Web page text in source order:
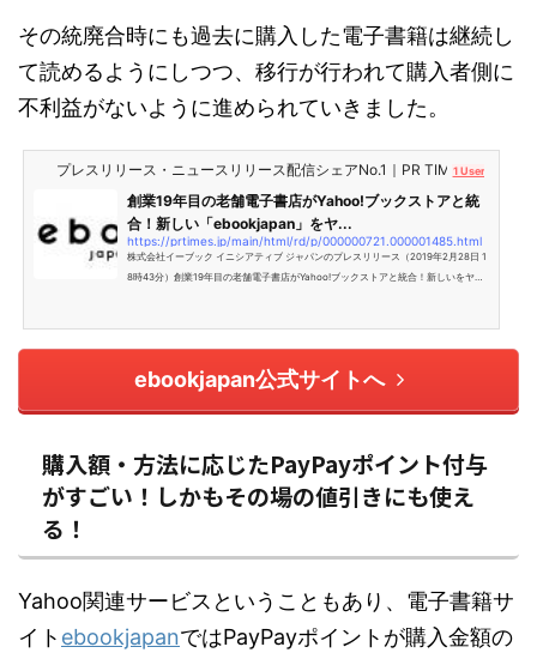
その統廃合時にも過去に購入した電子書籍は継続し
て読めるようにしつつ、移行が行われて購入者側に
不利益がないように進められていきました。
プレスリリース・ニュースリリース配信シェアNo.1｜PR TIMES1 User
創業19年目の老舗電子書店がYahoo!ブックストアと統
合！新しい「ebookjapan」をヤ...
https://prtimes.jp/main/html/rd/p/000000721.000001485.html
株式会社イーブック イニシアティブ ジャパンのプレスリリース（2019年2月28日 1
8時43分）創業19年目の老舗電子書店がYahoo!ブックストアと統合！新しいをヤフ
ebookjapan公式サイトへ
購入額・方法に応じたPayPayポイント付与
がすごい！しかもその場の値引きにも使え
る！
Yahoo関連サービスということもあり、電子書籍サ
イト ebookjapanではPayPayポイントが購入金額の